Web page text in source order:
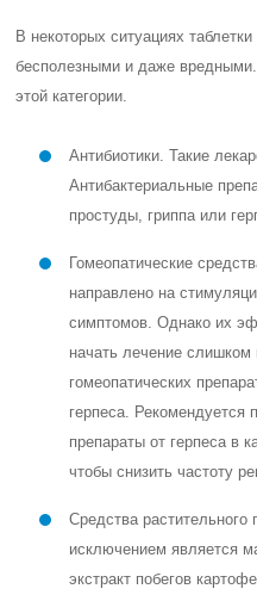
В некоторых ситуациях
бесполезными и даже
этой категории.
Антибиотики. Такие
Антибактериальные
простуды, гриппа или
Гомеопатические
направлено на
симптомов. Однако их
начать лечение
гомеопатических
герпеса. Рекомендуется
препараты от герпеса в
чтобы снизить частоту
Средства
исключением является
экстракт побегов